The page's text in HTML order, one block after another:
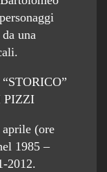
una
PIZZI
aprile (ore
1985 –
2012.